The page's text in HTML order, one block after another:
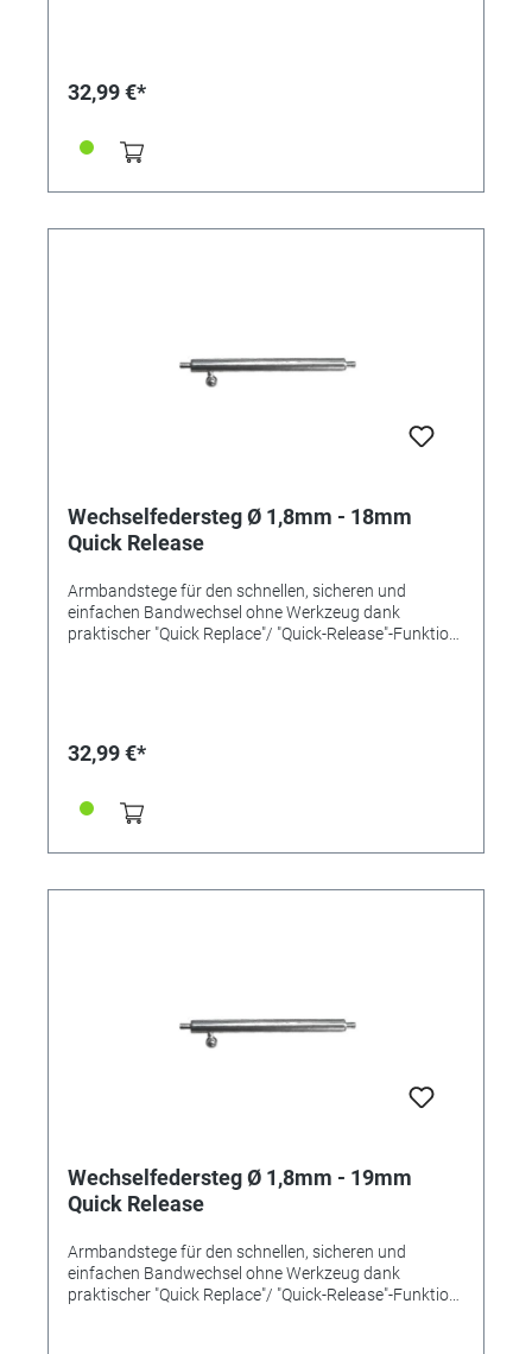
32,99 €*
Wechselfedersteg Ø 1,8mm - 18mm
Quick Release
Armbandstege für den schnellen, sicheren und
einfachen Bandwechsel ohne Werkzeug dank
praktischer "Quick Replace"/ "Quick-Release"-Funktion
32,99 €*
Wechselfedersteg Ø 1,8mm - 19mm
Quick Release
Armbandstege für den schnellen, sicheren und
einfachen Bandwechsel ohne Werkzeug dank
praktischer "Quick Replace"/ "Quick-Release"-Funktion